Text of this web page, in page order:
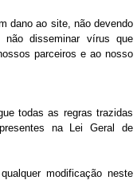
dano ao site, não devendo
não disseminar vírus que
parceiros e ao nosso
todas as regras trazidas
na Lei Geral de
modificação neste